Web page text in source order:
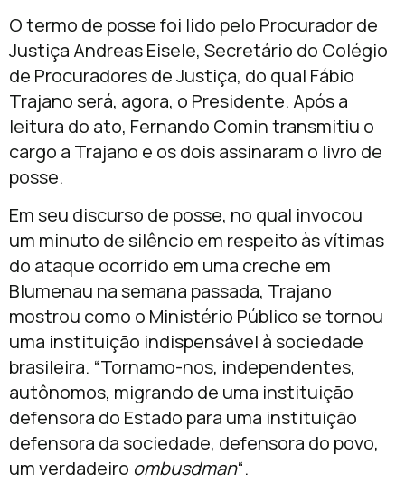
O termo de posse foi lido pelo Procurador de
Justiça Andreas Eisele, Secretário do Colégio
de Procuradores de Justiça, do qual Fábio
Trajano será, agora, o Presidente. Após a
leitura do ato, Fernando Comin transmitiu o
cargo a Trajano e os dois assinaram o livro de
posse.
Em seu discurso de posse, no qual invocou
um minuto de silêncio em respeito às vítimas
do ataque ocorrido em uma creche em
Blumenau na semana passada, Trajano
mostrou como o Ministério Público se tornou
uma instituição indispensável à sociedade
brasileira. “Tornamo-nos, independentes,
autônomos, migrando de uma instituição
defensora do Estado para uma instituição
defensora da sociedade, defensora do povo,
um verdadeiro ombusdman“.